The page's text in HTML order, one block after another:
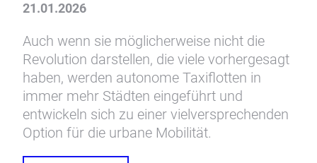
21.01.2026
Auch wenn sie möglicherweise nicht die
Revolution darstellen, die viele vorhergesagt
haben, werden autonome Taxiflotten in
immer mehr Städten eingeführt und
entwickeln sich zu einer vielversprechenden
Option für die urbane Mobilität.